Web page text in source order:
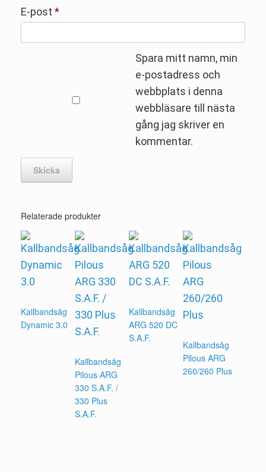
E-post *
Spara mitt namn, min
e-postadress och
webbplats i denna
webbläsare till nästa
gång jag skriver en
kommentar.
Relaterade produkter
Kallbandsåg
Dynamic 3.0
Kallbandsåg
Pilous ARG
330 S.A.F. /
330 Plus
S.A.F.
Kallbandsåg
ARG 520 DC
S.A.F.
Kallbandsåg
Pilous ARG
260/260 Plus